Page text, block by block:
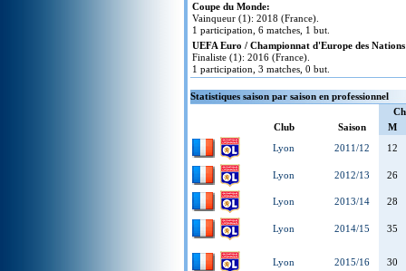
Coupe du Monde:
Vainqueur (1): 2018 (France).
1 participation, 6 matches, 1 but.
UEFA Euro / Championnat d'Europe des
Finaliste (1): 2016 (France).
1 participation, 3 matches, 0 but.
Statistiques saison par saison en professionnel
Club
Saison
M
Lyon
2011/12 12
Lyon 2012/13 26
Lyon 2013/14 28
Lyon 2014/15 35
Lyon 2015/16 30